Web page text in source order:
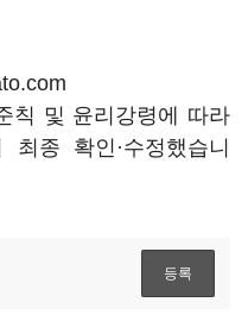
칙 및 윤리강령에 따라
종 확인·수정했습니